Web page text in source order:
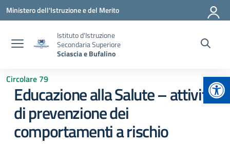
Vai ai contenuti
Vai al menu di navigazione
Vai al footer
Ministero dell'Istruzione e del Merito
Istituto d'Istruzione
Secondaria Superiore
Sciascia e Bufalino
Circolare 79
Educazione alla Salute – attività
di prevenzione dei
comportamenti a rischio